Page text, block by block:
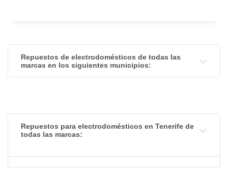
Repuestos de electrodomésticos de todas las
marcas en los siguientes municipios:
Repuestos para electrodomésticos en Tenerife de
todas las marcas: